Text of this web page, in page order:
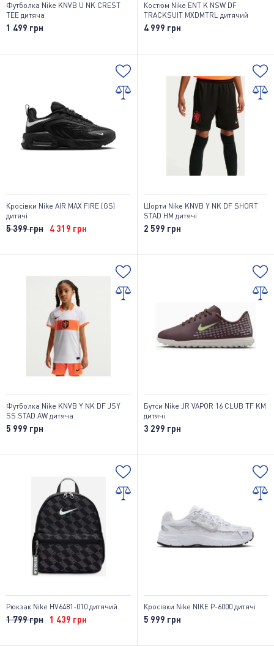
Футболка Nike KNVB U NK CREST
TEE дитяча
1 499 грн
Костюм Nike ENT K NSW DF
TRACKSUIT MXDMTRL дитячий
4 999 грн
Кросівки Nike AIR MAX FIRE (GS)
дитячі
5 399 грн 4 319 грн
Шорти Nike KNVB Y NK DF SHORT
STAD HM дитячі
2 599 грн
Футболка Nike KNVB Y NK DF JSY
SS STAD AW дитяча
5 999 грн
Бутси Nike JR VAPOR 16 CLUB TF KM
дитячі
3 299 грн
Рюкзак Nike HV6481-010 дитячий
1 799 грн 1 439 грн
Кросівки Nike NIKE P-6000 дитячі
5 999 грн